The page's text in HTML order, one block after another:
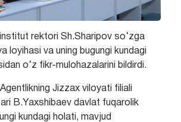
institut rektori Sh.Sharipov so‘zga
loyihasi va uning bugungi kundagi
o‘z fikr-mulohazalarini bildirdi.
Jizzax viloyati filiali
B.Yaxshibaev davlat fuqarolik
kundagi holati, mavjud